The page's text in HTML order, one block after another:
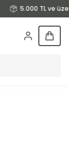
5.000 TL ve